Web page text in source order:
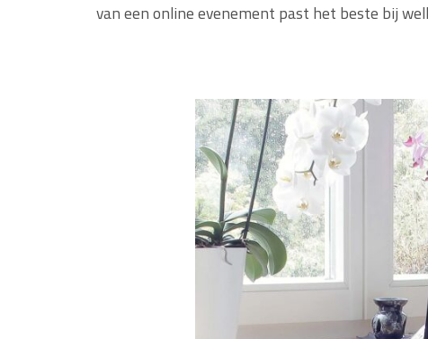
van een online evenement past het beste bij